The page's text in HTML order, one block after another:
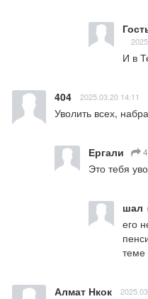
И в
404 2025.03.20 14:11
Уволить всех,
Ергали
Это тебя
шал
его
теме
Алмат Нкок